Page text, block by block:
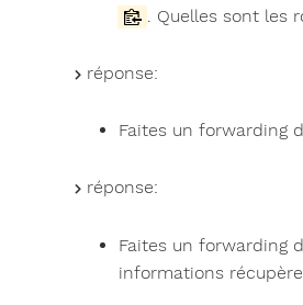
. Quelles sont les
réponse:
Faites un forwarding
réponse:
Faites un forwarding
informations